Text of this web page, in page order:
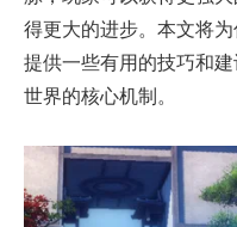
得更大的进步。本文将
提供一些有用的技巧和
世界的核心机制。